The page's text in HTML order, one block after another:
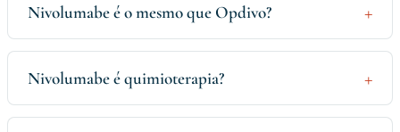
Nivolumabe é o mesmo que Opdivo?
Nivolumabe é quimioterapia?